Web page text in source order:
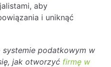
aby
i uniknąć
systemie podatkowym w
jak otworzyć firmę w